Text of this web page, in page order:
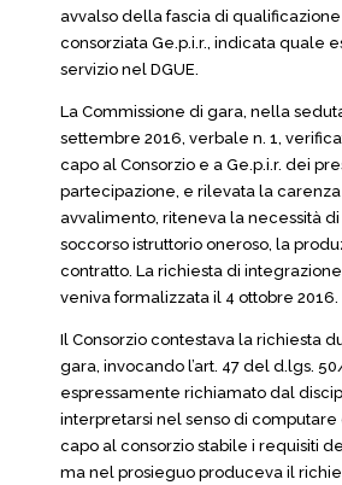
avvalso della fascia di
consorziata Ge.p.i.r., indicata quale
servizio nel DGUE.
La Commissione di gara, nella
settembre 2016, verbale n. 1,
capo al Consorzio e a Ge.p.i.r. dei
partecipazione, e rilevata la
avvalimento, riteneva la necessità
soccorso istruttorio oneroso, la
contratto. La richiesta di
veniva formalizzata il 4 ottobre 2016.
Il Consorzio contestava la richiesta
gara, invocando l’art. 47 del d.lgs.
espressamente richiamato dal
interpretarsi nel senso di
capo al consorzio stabile i requisiti
ma nel prosieguo produceva il